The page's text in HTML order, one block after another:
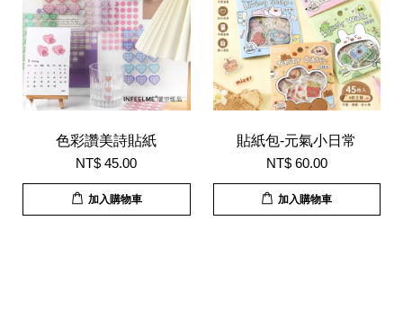
色彩讚美詩貼紙
NT$ 45.00
加入購物車
貼紙包-元氣小日常
NT$ 60.00
加入購物車